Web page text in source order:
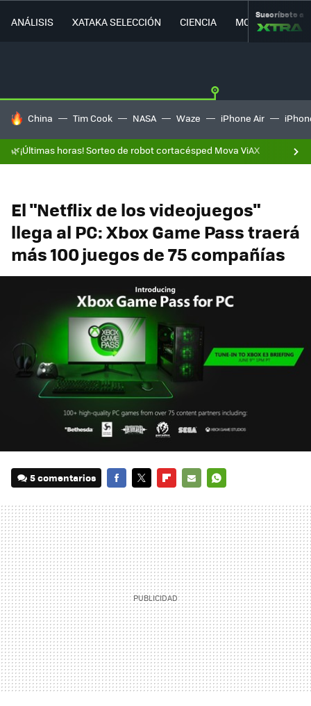
ANÁLISIS XATAKA SELECCIÓN CIENCIA MOVILIDAD
Suscríbete a
HOY SE HABLA DE
China Tim Cook NASA Waze iPhone Air
🌿¡Últimas horas! Sorteo de robot cortacésped Mova ViAX
El "Netflix de los videojuegos"
llega al PC: Xbox Game Pass traerá
más 100 juegos de 75 compañías
5 comentarios
MAIL